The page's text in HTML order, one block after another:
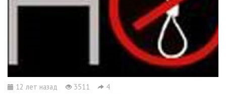
12 лет назад 3511 4